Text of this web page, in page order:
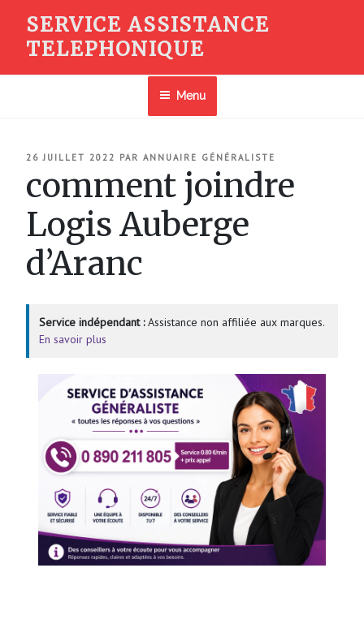
contenu
SERVICE ASSISTANCE
TELEPHONIQUE
Menu
PUBLIÉ
26 JUILLET 2022 PAR ANNUAIRE GÉNÉRALISTE
comment joindre
Logis Auberge
d’Aranc
Service indépendant :Assistance non affiliée aux marques.
En savoir plus